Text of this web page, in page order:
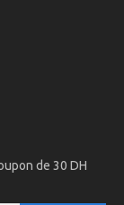
de 30 DH